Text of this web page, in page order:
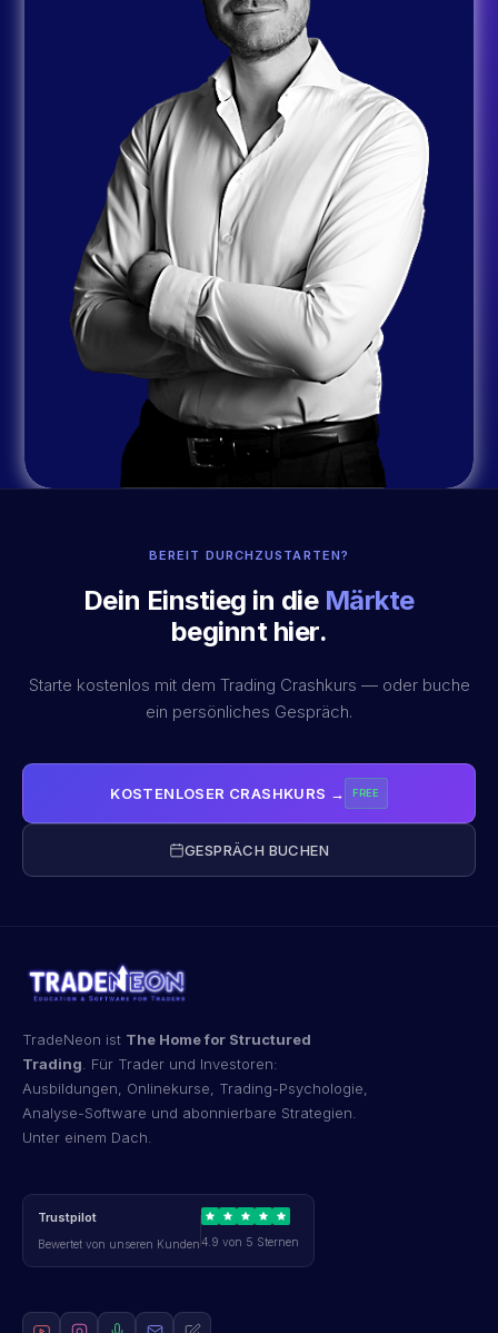
BEREIT DURCHZUSTARTEN?
Dein Einstieg in die Märkte
beginnt hier.
Starte kostenlos mit dem Trading Crashkurs — oder buche
ein persönliches Gespräch.
KOSTENLOSER CRASHKURS → FREE
GESPRÄCH BUCHEN
TradeNeon ist The Home for Structured
Trading. Für Trader und Investoren:
Ausbildungen, Onlinekurse, Trading-Psychologie,
Analyse-Software und abonnierbare Strategien.
Unter einem Dach.
Trustpilot
Bewertet von unseren Kunden4.9 von 5 Sternen